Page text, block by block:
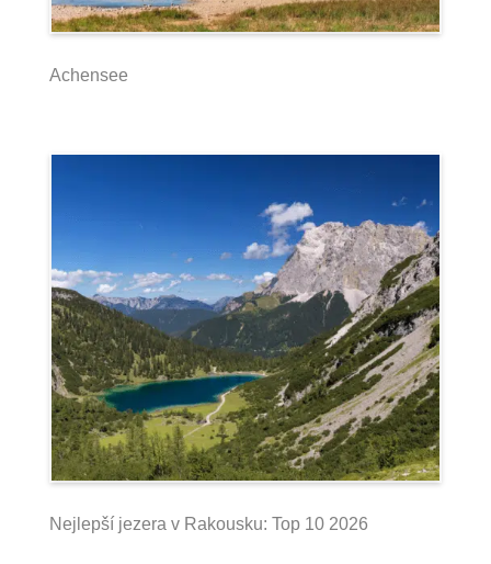
Achensee
Nejlepší jezera v Rakousku: Top 10 2026